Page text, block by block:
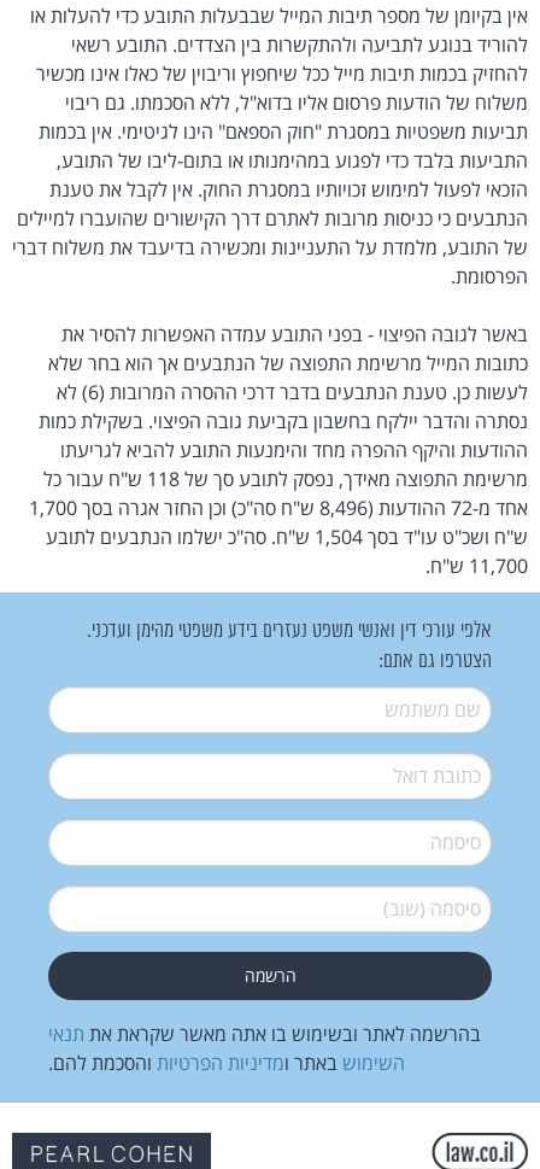
אין בקיומן של מספר תיבות המייל שבבעלות התובע כדי להעלות או
להוריד בנוגע לתביעה ולהתקשרות בין הצדדים. התובע רשאי
להחזיק בכמות תיבות מייל ככל שיחפוץ וריבוין של כאלו אינו מכשיר
משלוח של הודעות פרסום אליו בדוא"ל, ללא הסכמתו. גם ריבוי
תביעות משפטיות במסגרת "חוק הספאם" הינו לגיטימי. אין בכמות
התביעות בלבד כדי לפגוע במהימנותו או בתום-ליבו של התובע,
הזכאי לפעול למימוש זכויותיו במסגרת החוק. אין לקבל את טענת
הנתבעים כי כניסות מרובות לאתרם דרך הקישורים שהועברו למיילים
של התובע, מלמדת על התעניינות ומכשירה בדיעבד את משלוח דברי
הפרסומת.
באשר לגובה הפיצוי - בפני התובע עמדה האפשרות להסיר את
כתובות המייל מרשימת התפוצה של הנתבעים אך הוא בחר שלא
לעשות כן. טענת הנתבעים בדבר דרכי ההסרה המרובות (6) לא
נסתרה והדבר יילקח בחשבון בקביעת גובה הפיצוי. בשקילת כמות
ההודעות והיקף ההפרה מחד והימנעות התובע להביא לגריעתו
מרשימת התפוצה מאידך, נפסק לתובע סך של 118 ש"ח עבור כל
אחד מ-72 ההודעות (8,496 ש"ח סה"כ) וכן החזר אגרה בסך 1,700
ש"ח ושכ"ט עו"ד בסך 1,504 ש"ח. סה"כ ישלמו הנתבעים לתובע
11,700 ש"ח.
אלפי עורכי דין ואנשי משפט נעזרים בידע משפטי מהימן ועדכני.
הצטרפו גם אתם:
שם משתמש*
דואל*
סיסמה*
סיסמה (שוב)*
בהרשמה לאתר ובשימוש בו אתה מאשר שקראת את תנאי
השימוש באתר ומדיניות הפרטיות והסכמת להם.